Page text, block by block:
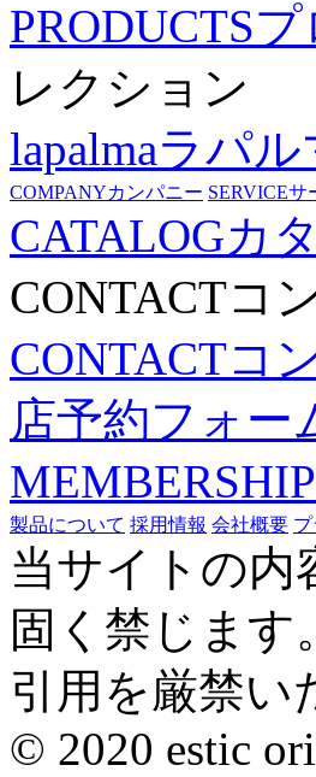
PRODUCTSプ
レクション
lapalmaラパル
COMPANYカンパニー SERVICEサ
CATALOGカ
CONTACTコ
CONTACTコ
店予約フォー
MEMBERSHIP
製品について 採用情報 会社概要
当サイトの内
固く禁じま
引用を厳禁い
© 2020 estic